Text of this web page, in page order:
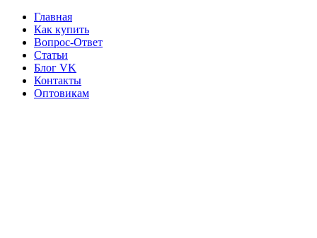
Главная
Как купить
Вопрос-Ответ
Статьи
Блог VK
Контакты
Оптовикам